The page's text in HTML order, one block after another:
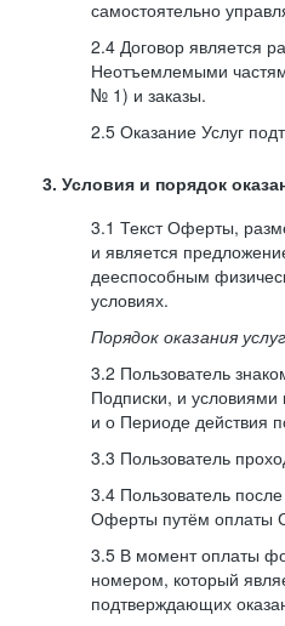
самостоятельно
2.4 Договор является
Неотъемлемыми
№ 1) и заказы.
2.5 Оказание Услуг
3. Условия и порядок
3.1 Текст Оферты,
и является
дееспособным
условиях.
Порядок оказания
3.2 Пользователь
Подписки, и
и о Периоде действия
3.3 Пользователь
3.4 Пользователь
Оферты путём оплаты
3.5 В момент оплаты
номером, который
подтверждающих